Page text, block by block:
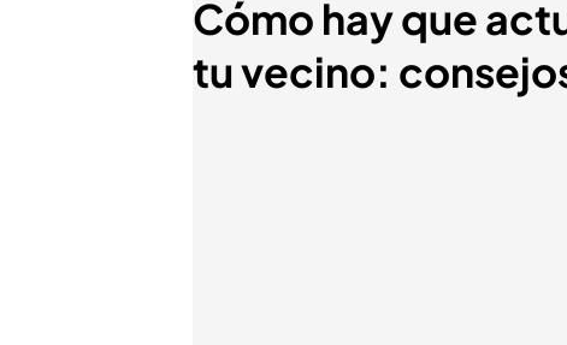
Cómo hay que
tu vecino: